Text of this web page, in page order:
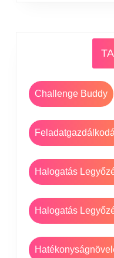
Challenge Buddy
Halogatás
Halogatás